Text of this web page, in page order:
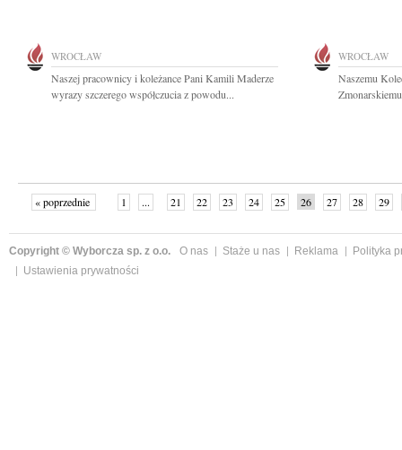
WROCŁAW
Naszej pracownicy i koleżance Pani Kamili Maderze
wyrazy szczerego współczucia z powodu...
WROCŁAW
Naszemu
« poprzednie 1 ... 21 22 23 24 25 26 27 28
29
Copyright © Wyborcza sp. z o.o. O nas Staże u nas Reklama
Polityka
Ustawienia prywatności